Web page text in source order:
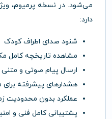
می‌شود. در نسخه پرمیوم،
دارد:
شنود صدای اطراف کودک
مشاهده تاریخچه کامل
ارسال پیام صوتی و
هشدارهای پیشرفته برای
عملکرد بدون محدودیت
پشتیبانی کامل فنی و